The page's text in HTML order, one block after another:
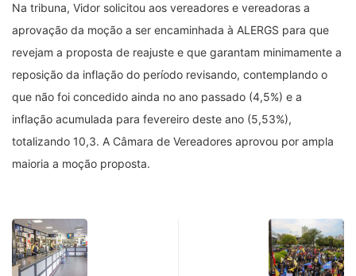
Na tribuna, Vidor solicitou aos vereadores e vereadoras a
aprovação da moção a ser encaminhada à ALERGS para que
revejam a proposta de reajuste e que garantam minimamente a
reposição da inflação do período revisando, contemplando o
que não foi concedido ainda no ano passado (4,5%) e a
inflação acumulada para fevereiro deste ano (5,53%),
totalizando 10,3. A Câmara de Vereadores aprovou por ampla
maioria a moção proposta.